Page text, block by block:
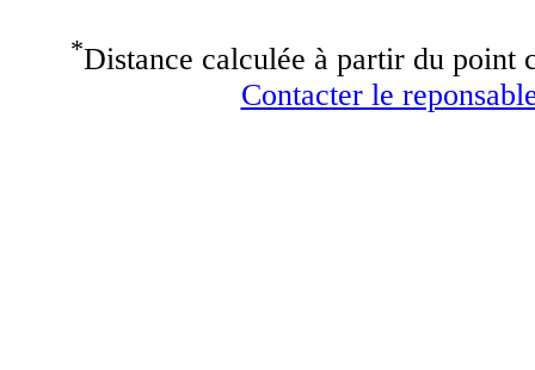
*Distance calculée à partir du point
Contacter le